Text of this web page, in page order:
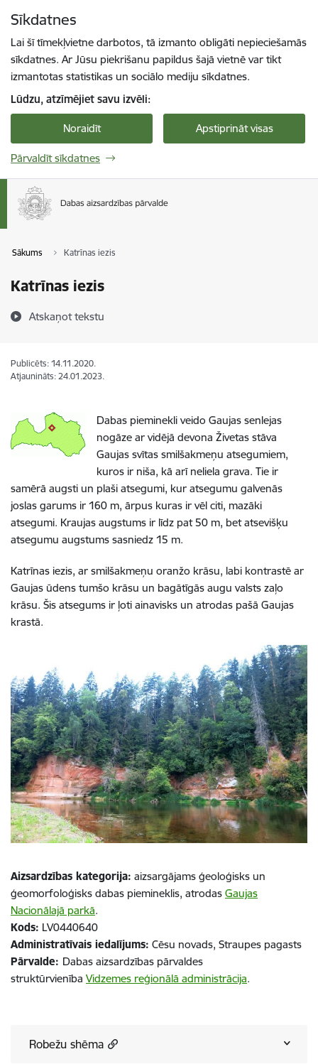
Sīkdatnes
Lai šī tīmekļvietne darbotos, tā izmanto obligāti nepieciešamās
sīkdatnes. Ar Jūsu piekrišanu papildus šajā vietnē var tikt
izmantotas statistikas un sociālo mediju sīkdatnes.
Lūdzu, atzīmējiet savu izvēli:
Noraidīt Apstiprināt visas
Pārvaldīt sīkdatnes
Sākums Katrīnas iezis
Katrīnas iezis
Atskaņot tekstu
Publicēts: 14.11.2020.
Atjaunināts: 24.01.2023.
Dabas pieminekli veido Gaujas senlejas
nogāze ar vidējā devona Živetas stāva
Gaujas svītas smilšakmeņu atsegumiem,
kuros ir niša, kā arī neliela grava. Tie ir
samērā augsti un plaši atsegumi, kur atsegumu galvenās
joslas garums ir 160 m, ārpus kuras ir vēl citi, mazāki
atsegumi. Kraujas augstums ir līdz pat 50 m, bet atsevišķu
atsegumu augstums sasniedz 15 m.
Katrīnas iezis, ar smilšakmeņu oranžo krāsu, labi kontrastē ar
Gaujas ūdens tumšo krāsu un bagātīgās augu valsts zaļo
krāsu. Šis atsegums ir ļoti ainavisks un atrodas pašā Gaujas
krastā.
Aizsardzības kategorija: aizsargājams ģeoloģisks un
ģeomorfoloģisks dabas piemineklis, atrodas Gaujas
Nacionālajā parkā.
Kods: LV0440640
Administratīvais iedalījums: Cēsu novads, Straupes pagasts
Pārvalde: Dabas aizsardzības pārvaldes
struktūrvienība Vidzemes reģionālā administrācija.
Robežu shēma